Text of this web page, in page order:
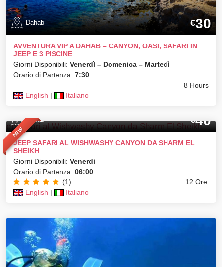
Dahab €30
AVVENTURA VIP A DAHAB – CANYON, OASI, SAFARI IN
JEEP E 3 PISCINE
Giorni Disponibili: Venerdì – Domenica – Martedì
Orario di Partenza: 7:30
8 Hours
English | Italiano
NEW
Dahab €40
JEEP SAFARI AL WISHWASHY CANYON DA SHARM EL
SHEIKH
Giorni Disponibili: Venerdi
Orario di Partenza: 06:00
(1)
12 Ore
English | Italiano